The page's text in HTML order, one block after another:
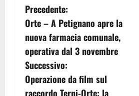
N
a
v
i
Precedente:
Orte – A Petignano apre la
nuova farmacia comunale,
operativa dal 3 novembre
Successivo:
Operazione da film sul
raccordo Terni-Orte: la